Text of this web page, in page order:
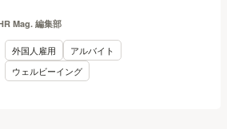
Mag. 編集部
外国人雇用
アルバイト
ウェルビーイング